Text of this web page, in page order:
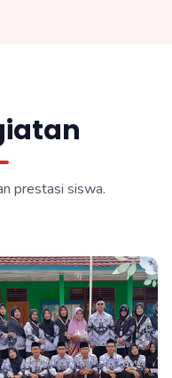
prestasi siswa.